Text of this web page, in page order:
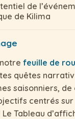
de
de Kilima
feuille de
quêtes
saisonniers,
centrés
Tableau